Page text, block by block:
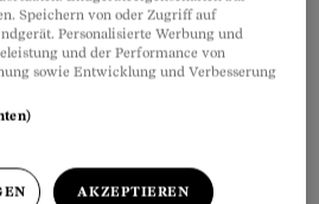
Einzelhaft gesteckt.
sie in dem ungeheizten
1,5 mal 3,5 Meter misst.
Matratze oder Bettzeug gab
Speichern von oder Zugriff auf
Personalisierte Werbung und
und der Performance von
sowie Entwicklung und Verbesserung
AKZEPTIEREN